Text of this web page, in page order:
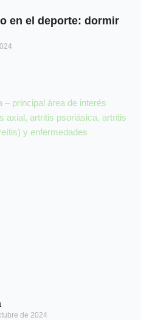
en el deporte: dormir
de 2024